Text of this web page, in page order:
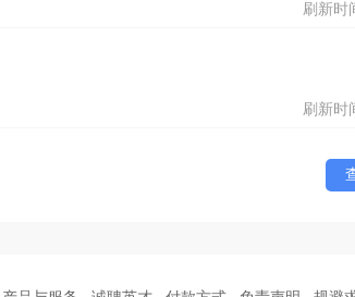
刷新时
刷新时